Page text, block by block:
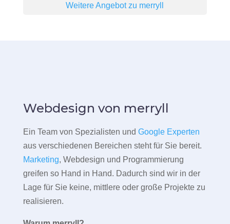
Weitere Angebot zu merryll
Webdesign von merryll
Ein Team von Spezialisten und Google Experten
aus verschiedenen Bereichen steht für Sie bereit.
Marketing, Webdesign und Programmierung
greifen so Hand in Hand. Dadurch sind wir in der
Lage für Sie keine, mittlere oder große Projekte zu
realisieren.